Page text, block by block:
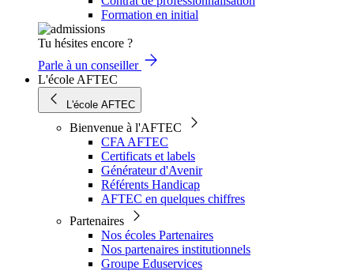
Formation en initial
Tu hésites encore ?
Parle à un conseiller
L'école AFTEC
L'école AFTEC
Bienvenue à l'AFTEC
CFA AFTEC
Certificats et labels
Générateur d'Avenir
Référents Handicap
AFTEC en quelques chiffres
Partenaires
Nos écoles Partenaires
Nos partenaires institutionnels
Groupe Eduservices